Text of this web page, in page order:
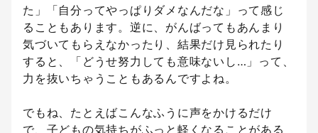
た」「自分ってやっぱりダメなんだな」って感じ
ることもあります。逆に、がんばってもあんまり
気づいてもらえなかったり、結果だけ見られたり
すると、「どうせ努力しても意味ないし…」って、
力を抜いちゃうこともあるんですよね。
でもね、たとえばこんなふうに声をかけるだけ
で、子どもの気持ちがふっと軽くなることがある